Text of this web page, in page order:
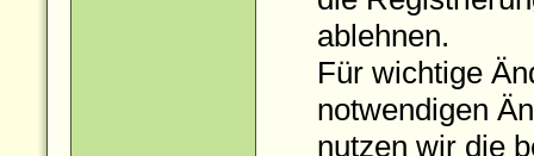
ablehnen.
Für wichtige
notwendigen
nutzen wir die